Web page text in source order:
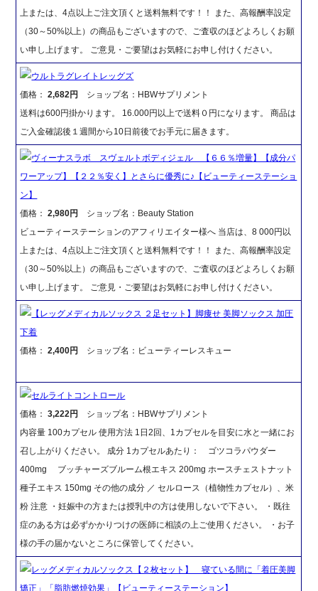
上または、4点以上ご注文頂くと送料無料です！！ また、高報酬率設定
（30～50%以上）の商品もございますので、ご査収のほどよろしくお願
い申し上げます。 ご意見・ご要望はお気軽にお申し付けください。
ウルトラグレイトレッグズ
価格：2,682円
ショップ名：HBWサプリメント
送料は600円掛かります。 16.000円以上で送料０円になります。 商品は
ご入金確認後１週間から10日前後でお手元に届きます。
ヴィーナスラボ スヴェルトボディジェル 【６６％増量】【成分パ
ワーアップ】【２２％安く】とさらに優秀に♪【ビューティーステーショ
ン】
価格：2,980円
ショップ名：Beauty Station
ビューティーステーションのアフィリエイター様へ 当店は、8 000円以
上または、4点以上ご注文頂くと送料無料です！！ また、高報酬率設定
（30～50%以上）の商品もございますので、ご査収のほどよろしくお願
い申し上げます。 ご意見・ご要望はお気軽にお申し付けください。
【レッグメディカルソックス ２足セット】脚痩せ 美脚ソックス 加圧
下着
価格：2,400円 ショップ名：ビューティーレスキュー
セルライトコントロール
価格：3,222円
ショップ名：HBWサプリメント
内容量 100カプセル 使用方法 1日2回、1カプセルを目安に水と一緒にお
召し上がりください。 成分 1カプセルあたり： ゴツコラパウダー
400mg ブッチャーズブルーム根エキス 200mg ホースチェストナット
種子エキス 150mg その他の成分 ／ セルロース（植物性カプセル）、米
粉 注意 ・妊娠中の方または授乳中の方は使用しないで下さい。 ・既往
症のある方は必ずかかりつけの医師に相談の上ご使用ください。 ・お子
様の手の届かないところに保管してください。
レッグメディカルソックス【２枚セット】 寝ている間に「着圧美脚
矯正」「脂肪燃焼効果」【ビューティーステーション】